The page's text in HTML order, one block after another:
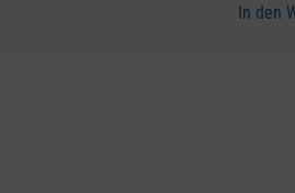
In den